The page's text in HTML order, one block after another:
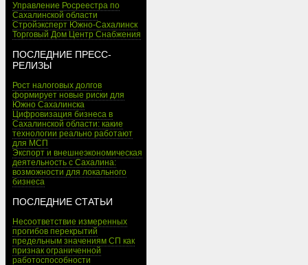
Управление Росреестра по
Сахалинской области
Стройэксперт Южно-Сахалинск
Торговый Дом Центр Снабжения
ПОСЛЕДНИЕ ПРЕСС-
РЕЛИЗЫ
Рост налоговых долгов
формирует новые риски для
Южно Сахалинска
Цифровизация бизнеса в
Сахалинской области: какие
технологии реально работают
для МСП
Экспорт и внешнеэкономическая
деятельность с Сахалина:
возможности для локального
бизнеса
ПОСЛЕДНИЕ СТАТЬИ
Несоответствие измеренных
прогибов перекрытий
предельным значениям СП как
признак ограниченной
работоспособности